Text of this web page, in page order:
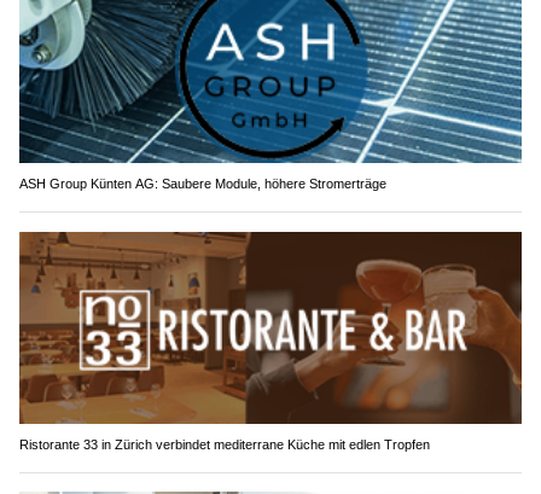
ASH Group Künten AG: Saubere Module, höhere Stromerträge
Ristorante 33 in Zürich verbindet mediterrane Küche mit edlen Tropfen